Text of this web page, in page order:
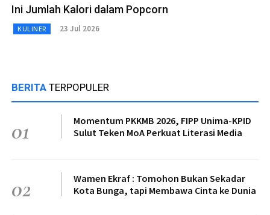
Ini Jumlah Kalori dalam Popcorn
KULINER 23 Jul 2026
BERITA TERPOPULER
01
Momentum PKKMB 2026, FIPP Unima-KPID
Sulut Teken MoA Perkuat Literasi Media
02
Wamen Ekraf : Tomohon Bukan Sekadar
Kota Bunga, tapi Membawa Cinta ke Dunia